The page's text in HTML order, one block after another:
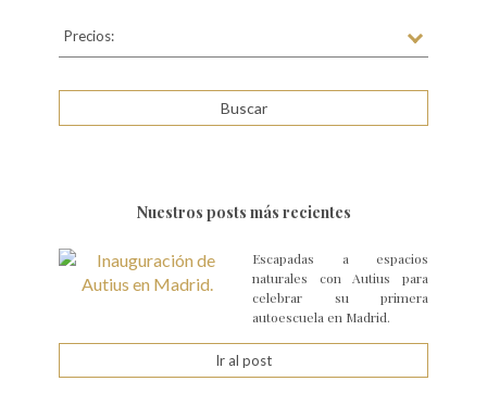
Precios:
Nuestros posts más recientes
Escapadas a espacios
naturales con Autius para
celebrar su primera
autoescuela en Madrid.
Ir al post